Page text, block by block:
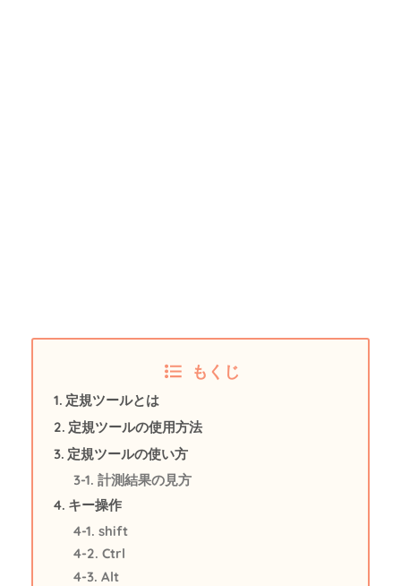
もくじ
定規ツールとは
定規ツールの使用方法
定規ツールの使い方
計測結果の見方
キー操作
shift
Ctrl
Alt